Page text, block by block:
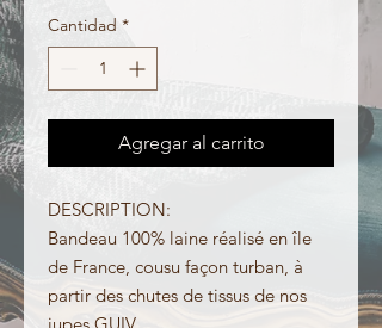
Cantidad *
Agregar al carrito
DESCRIPTION:
Bandeau 100% laine réalisé en île
de France, cousu façon turban, à
partir des chutes de tissus de nos